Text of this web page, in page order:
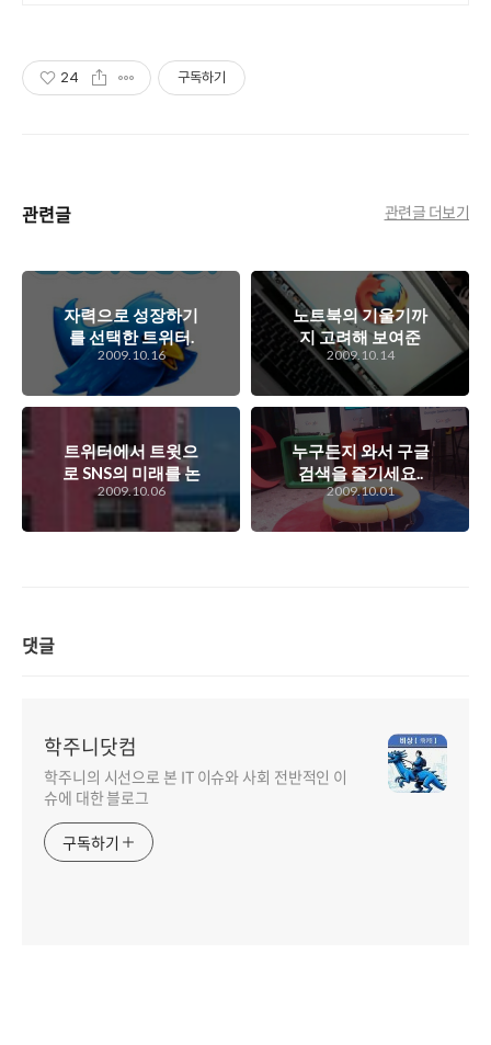
24 구독하기
관련글 관련글 더보기
자력으로 성장하기
를 선택한 트위터.
마땅한 수익모델도
없이 어떻게?
2009.10.16
노트북의 기울기까
지 고려해 보여준
다! 파이어폭스 3.6
의 중력센서 지원.
2009.10.14
트위터에서 트윗으
로 SNS의 미래를 논
하다! 페이스북, 트
위터의 미래는?
2009.10.06
누구든지 와서 구글
검색을 즐기세요..
GFC 2층 구글 검색
라운지 오픈!
2009.10.01
댓글
학주니닷컴
학주니의 시선으로 본 IT 이슈와 사회 전반적인 이
슈에 대한 블로그
구독하기